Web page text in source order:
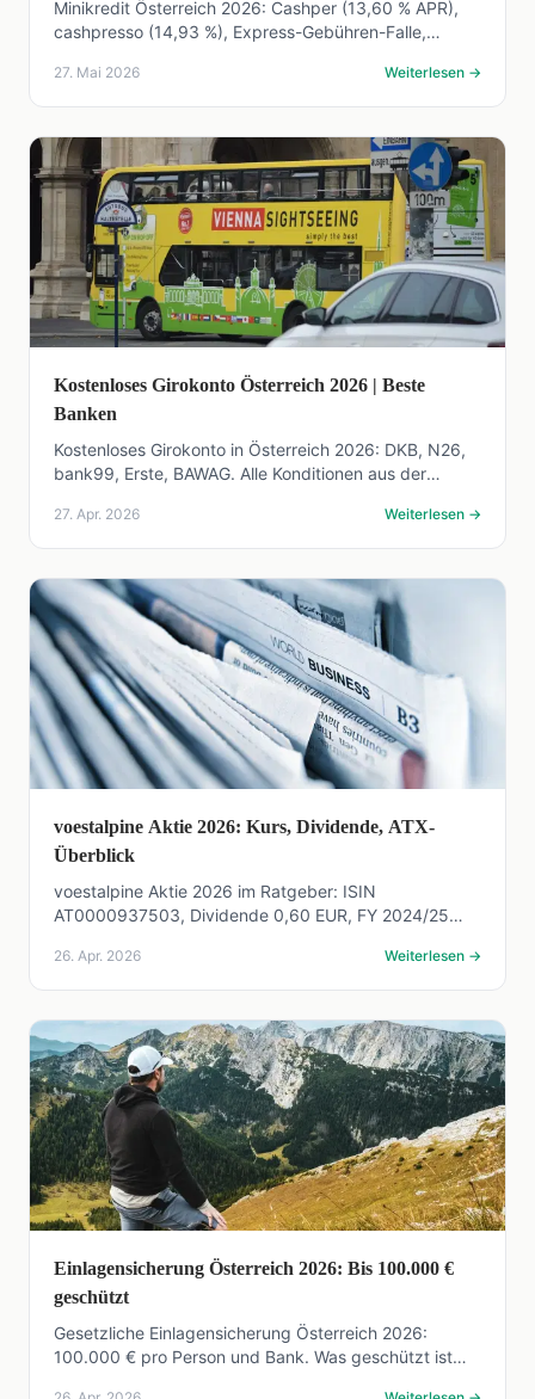
Minikredit Österreich 2026: Cashper (13,60 % APR),
cashpresso (14,93 %), Express-Gebühren-Falle,
Alternativen.
27. Mai 2026 Weiterlesen →
Kostenloses Girokonto Österreich 2026 | Beste
Banken
Kostenloses Girokonto in Österreich 2026: DKB, N26,
bank99, Erste, BAWAG. Alle Konditionen aus der
27. Apr. 2026 Weiterlesen →
voestalpine Aktie 2026: Kurs, Dividende, ATX-
Überblick
voestalpine Aktie 2026 im Ratgeber: ISIN
AT0000937503, Dividende 0,60 EUR, FY 2024/25
erklärt.
26. Apr. 2026 Weiterlesen →
Einlagensicherung Österreich 2026: Bis 100.000 €
geschützt
Gesetzliche Einlagensicherung Österreich 2026:
100.000 € pro Person und Bank. Was geschützt ist